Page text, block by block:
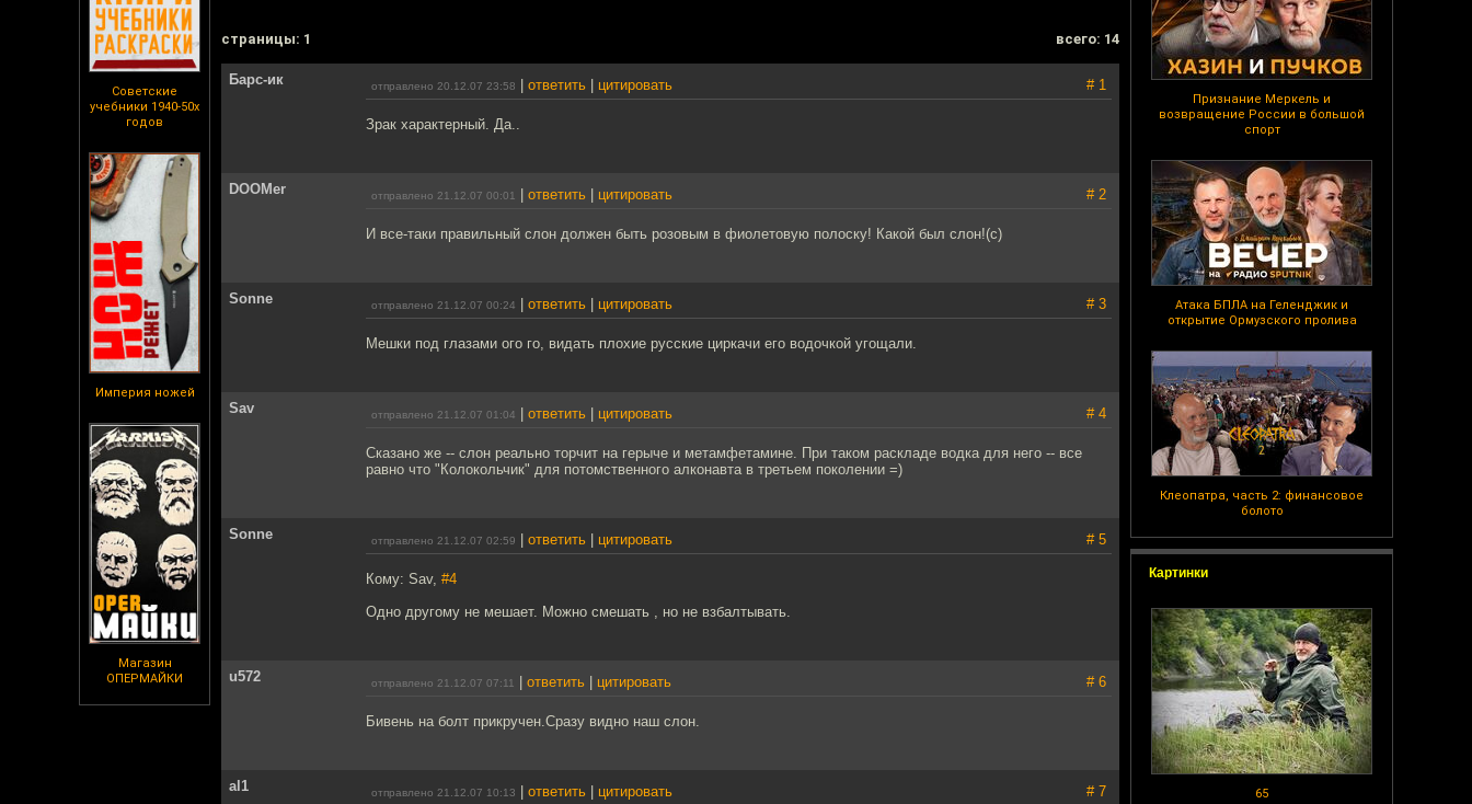
Советские
учебники 1940-50х
годов
Империя ножей
Магазин
ОПЕРМАЙКИ
Признание Меркель и
возвращение России в большой
спорт
Атака БПЛА на Геленджик и
открытие Ормузского пролива
Клеопатра, часть 2: финансовое
болото
Картинки
65
cтраницы: 1 всего: 14
Барс-ик отправлено 20.12.07 23:58 ответить цитировать # 1
Зрак характерный. Да..
DOOMer отправлено 21.12.07 00:01 ответить цитировать # 2
И все-таки правильный слон должен быть розовым в фиолетовую полоску! Какой был слон!(с)
Sonne отправлено 21.12.07 00:24 ответить цитировать # 3
Мешки под глазами ого го, видать плохие русские циркачи его водочкой угощали.
Sav отправлено 21.12.07 01:04 ответить цитировать # 4
Сказано же -- слон реально торчит на герыче и метамфетамине. При таком раскладе водка для него -- все
равно что "Колокольчик" для потомственного алконавта в третьем поколении =)
Sonne отправлено 21.12.07 02:59 ответить цитировать # 5
Кому: Sav, #4
Одно другому не мешает. Можно смешать , но не взбалтывать.
u572 отправлено 21.12.07 07:11 ответить цитировать # 6
Бивень на болт прикручен.Сразу видно наш слон.
al1 отправлено 21.12.07 10:13 ответить цитировать # 7